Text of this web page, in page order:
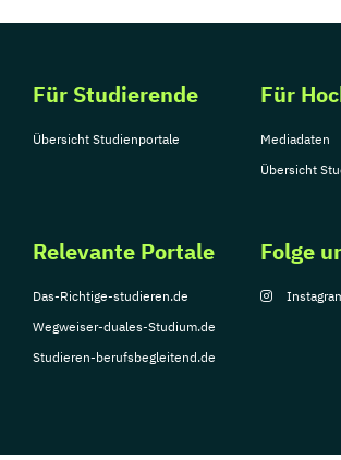
Für Studierende
Übersicht Studienportale
Für
Mediadaten
Übersicht
Relevante Portale
Das-Richtige-studieren.de
Wegweiser-duales-Studium.de
Studieren-berufsbegleitend.de
Folge